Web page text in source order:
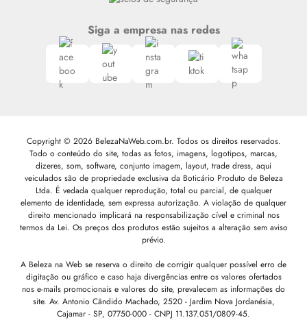
Siga a empresa nas redes
Copyright © 2026 BelezaNaWeb.com.br. Todos os direitos reservados.
Todo o conteúdo do site, todas as fotos, imagens, logotipos, marcas,
dizeres, som, software, conjunto imagem, layout, trade dress, aqui
veiculados são de propriedade exclusiva da Boticário Produto de Beleza
Ltda. É vedada qualquer reprodução, total ou parcial, de qualquer
elemento de identidade, sem expressa autorização. A violação de qualquer
direito mencionado implicará na responsabilização cível e criminal nos
termos da Lei. Os preços dos produtos estão sujeitos a alteração sem aviso
prévio.
A Beleza na Web se reserva o direito de corrigir qualquer possível erro de
digitação ou gráfico e caso haja divergências entre os valores ofertados
nos e-mails promocionais e valores do site, prevalecem as informações do
site. Av. Antonio Cândido Machado, 2520 - Jardim Nova Jordanésia,
Cajamar - SP, 07750-000 - CNPJ 11.137.051/0809-45.